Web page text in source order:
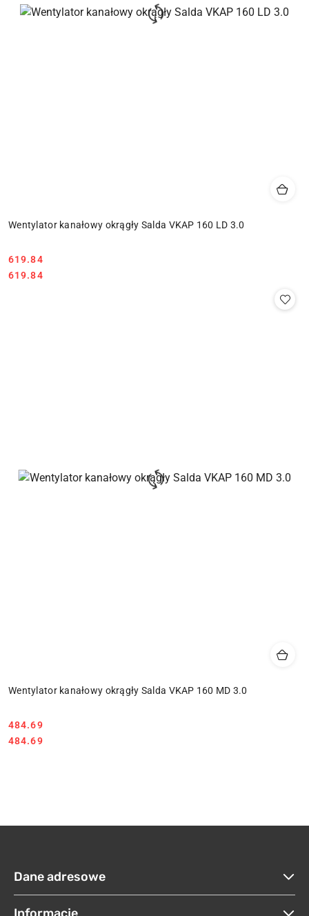
Wentylator kanałowy okrągły Salda VKAP 160 LD 3.0
Cena:
619.84
Cena:
619.84
Wentylator kanałowy okrągły Salda VKAP 160 MD 3.0
Cena:
484.69
Cena:
484.69
Dane adresowe